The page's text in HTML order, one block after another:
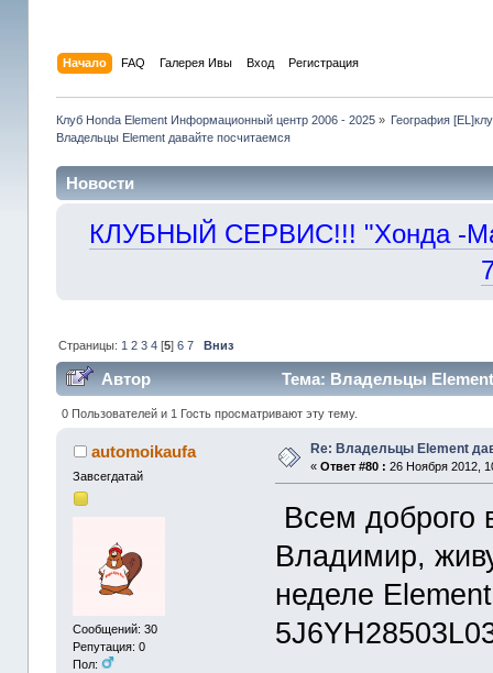
Начало FAQ Галерея Ивы Вход Регистрация
Клуб Honda Element Информационный центр 2006 - 2025» География
Владельцы Element давайте посчитаемся
Новости
КЛУБНЫЙ СЕРВИС!!! "Хонда -
Страницы: 1 2 3 4[5] 6 7 Вниз
Автор Тема: Владельцы
0 Пользователей и 1 Гость просматривают эту тему.
automoikaufa
Завсегдатай
Сообщений: 30
Репутация: 0
Пол:
Re: Владельцы Element
«Ответ #80 : 26 Ноября 2012,
Всем доброго
Владимир,
неделе